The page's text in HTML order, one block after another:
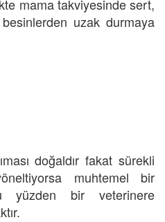
mama takviyesinde sert,
uzak durmaya
doğaldır fakat sürekli
muhtemel bir
yüzden bir veterinere